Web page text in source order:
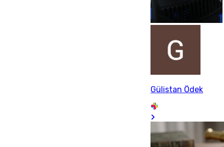
Gülistan Ödek